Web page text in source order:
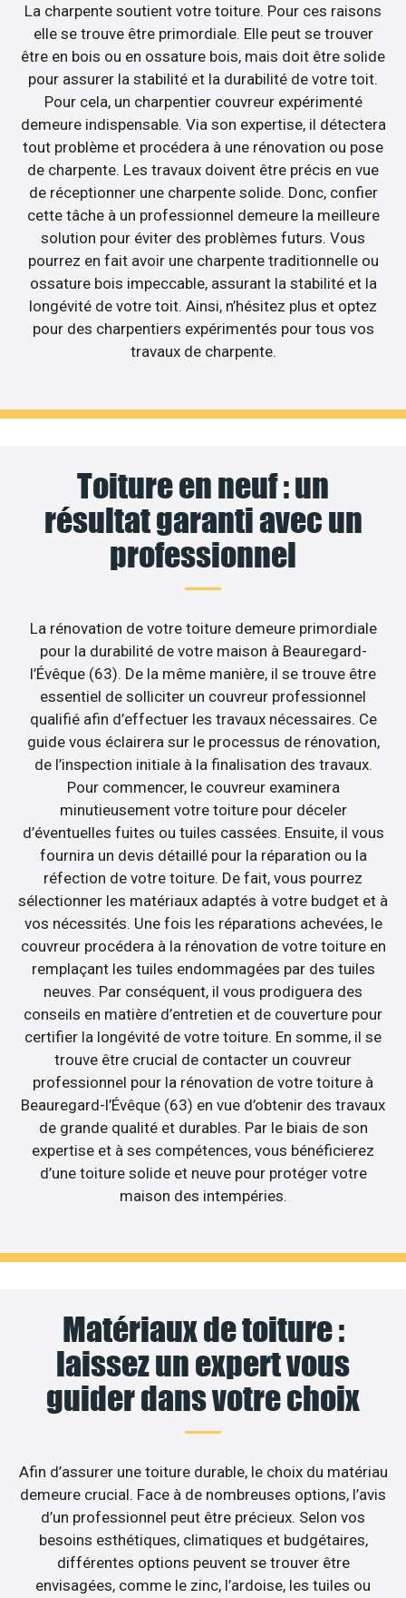
La charpente soutient votre toiture. Pour ces raisons
elle se trouve être primordiale. Elle peut se trouver
être en bois ou en ossature bois, mais doit être solide
pour assurer la stabilité et la durabilité de votre toit.
Pour cela, un charpentier couvreur expérimenté
demeure indispensable. Via son expertise, il détectera
tout problème et procédera à une rénovation ou pose
de charpente. Les travaux doivent être précis en vue
de réceptionner une charpente solide. Donc, confier
cette tâche à un professionnel demeure la meilleure
solution pour éviter des problèmes futurs. Vous
pourrez en fait avoir une charpente traditionnelle ou
ossature bois impeccable, assurant la stabilité et la
longévité de votre toit. Ainsi, n’hésitez plus et optez
pour des charpentiers expérimentés pour tous vos
travaux de charpente.
Toiture en neuf : un
résultat garanti avec un
professionnel
La rénovation de votre toiture demeure primordiale
pour la durabilité de votre maison à Beauregard-
l’Évêque (63). De la même manière, il se trouve être
essentiel de solliciter un couvreur professionnel
qualifié afin d’effectuer les travaux nécessaires. Ce
guide vous éclairera sur le processus de rénovation,
de l’inspection initiale à la finalisation des travaux.
Pour commencer, le couvreur examinera
minutieusement votre toiture pour déceler
d’éventuelles fuites ou tuiles cassées. Ensuite, il vous
fournira un devis détaillé pour la réparation ou la
réfection de votre toiture. De fait, vous pourrez
sélectionner les matériaux adaptés à votre budget et à
vos nécessités. Une fois les réparations achevées, le
couvreur procédera à la rénovation de votre toiture en
remplaçant les tuiles endommagées par des tuiles
neuves. Par conséquent, il vous prodiguera des
conseils en matière d’entretien et de couverture pour
certifier la longévité de votre toiture. En somme, il se
trouve être crucial de contacter un couvreur
professionnel pour la rénovation de votre toiture à
Beauregard-l’Évêque (63) en vue d’obtenir des travaux
de grande qualité et durables. Par le biais de son
expertise et à ses compétences, vous bénéficierez
d’une toiture solide et neuve pour protéger votre
maison des intempéries.
Matériaux de toiture :
laissez un expert vous
guider dans votre choix
Afin d’assurer une toiture durable, le choix du matériau
demeure crucial. Face à de nombreuses options, l’avis
d’un professionnel peut être précieux. Selon vos
besoins esthétiques, climatiques et budgétaires,
différentes options peuvent se trouver être
envisagées, comme le zinc, l’ardoise, les tuiles ou